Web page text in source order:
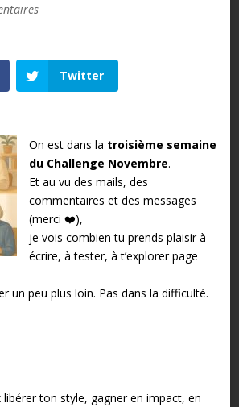
Twitter
On est dans la troisième semaine
du Challenge Novembre.
Et au vu des mails, des
commentaires et des messages
(merci ❤️),
je vois combien tu prends plaisir à
écrire, à tester, à t’explorer page
un peu plus loin. Pas dans la difficulté.
libérer ton style, gagner en impact, en